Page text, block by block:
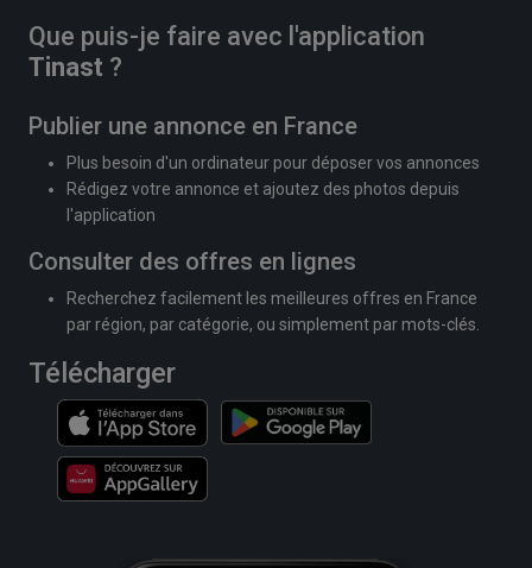
Que puis-je faire avec l'application
Tinast ?
Publier une annonce en France
Plus besoin d'un ordinateur pour déposer vos annonces
Rédigez votre annonce et ajoutez des photos depuis
l'application
Consulter des offres en lignes
Recherchez facilement les meilleures offres en France
par région, par catégorie, ou simplement par mots-clés.
Télécharger